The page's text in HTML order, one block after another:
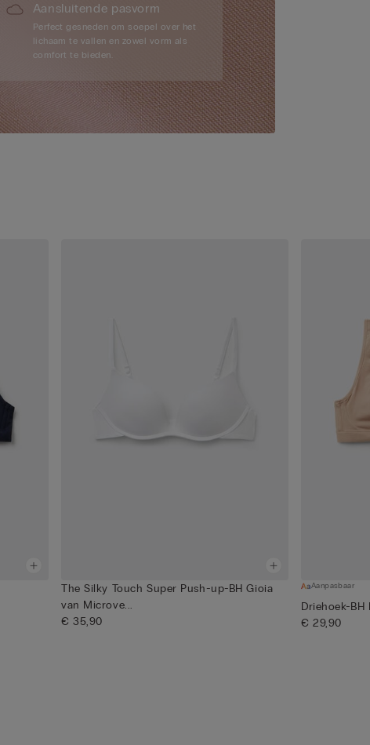
Aansluitende pasvorm
Perfect gesneden om soepel over het
lichaam te vallen en zowel vorm als
comfort te bieden.
The Silky Touch Super Push-up-BH Gioia
van Microve...
€ 35,90
Aanpasbaar
Driehoek-
€ 29,90